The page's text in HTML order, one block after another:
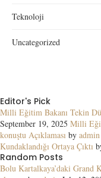
Teknoloji
Uncategorized
Editor's Pick
Milli Eğitim Bakanı Tekin
September 19, 2025 Milli
konuştu Açıklaması by admin
Kundaklandığı Ortaya Çıktı
Random Posts
Bolu Kartalkaya’daki Grand